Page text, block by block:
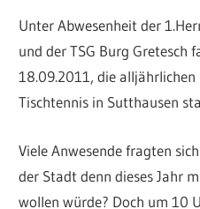
Unter Abwesenheit der
und der TSG Burg Gretesch
18.09.2011, die
Tischtennis in Sutthausen
Viele Anwesende fragten
der Stadt denn dieses Jahr
wollen würde? Doch um 10